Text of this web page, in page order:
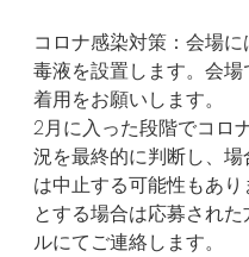
コロナ感染対策：会場
毒液を設置します。会場
着用をお願いします。
2月に入った段階でコロ
況を最終的に判断し、場
は中止する可能性もあ
とする場合は応募され
ルにてご連絡します。